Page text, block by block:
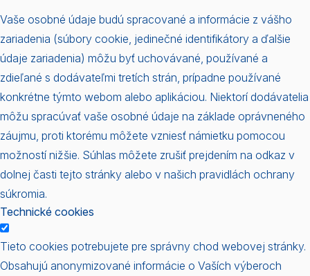
Vaše osobné údaje budú spracované a informácie z vášho
zariadenia (súbory cookie, jedinečné identifikátory a ďalšie
údaje zariadenia) môžu byť uchovávané, používané a
zdieľané s dodávateľmi tretích strán, prípadne používané
konkrétne týmto webom alebo aplikáciou. Niektorí dodávatelia
môžu spracúvať vaše osobné údaje na základe oprávneného
záujmu, proti ktorému môžete vzniesť námietku pomocou
možností nižšie. Súhlas môžete zrušiť prejdením na odkaz v
dolnej časti tejto stránky alebo v našich pravidlách ochrany
súkromia.
Technické cookies
Tieto cookies potrebujete pre správny chod webovej stránky.
Obsahujú anonymizované informácie o Vaších výberoch